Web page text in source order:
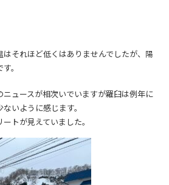
それほど低くはありませんでしたが、陽
。
ュースが相次いでいますが羅臼は例年に
いように感じます。
トが見えていました。